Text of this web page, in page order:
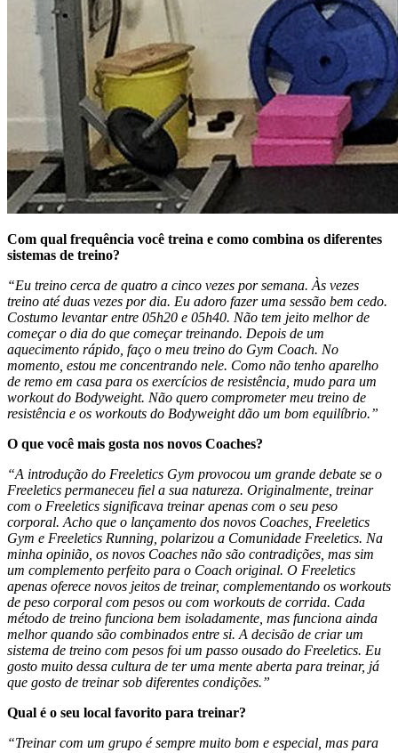
Com qual frequência você treina e como combina os diferentes
sistemas de treino?
“Eu treino cerca de quatro a cinco vezes por semana. Às vezes
treino até duas vezes por dia. Eu adoro fazer uma sessão bem cedo.
Costumo levantar entre 05h20 e 05h40. Não tem jeito melhor de
começar o dia do que começar treinando. Depois de um
aquecimento rápido, faço o meu treino do Gym Coach. No
momento, estou me concentrando nele. Como não tenho aparelho
de remo em casa para os exercícios de resistência, mudo para um
workout do Bodyweight. Não quero comprometer meu treino de
resistência e os workouts do Bodyweight dão um bom equilíbrio.”
O que você mais gosta nos novos Coaches?
“A introdução do Freeletics Gym provocou um grande debate se o
Freeletics permaneceu fiel a sua natureza. Originalmente, treinar
com o Freeletics significava treinar apenas com o seu peso
corporal. Acho que o lançamento dos novos Coaches, Freeletics
Gym e Freeletics Running, polarizou a Comunidade Freeletics. Na
minha opinião, os novos Coaches não são contradições, mas sim
um complemento perfeito para o Coach original. O Freeletics
apenas oferece novos jeitos de treinar, complementando os workouts
de peso corporal com pesos ou com workouts de corrida. Cada
método de treino funciona bem isoladamente, mas funciona ainda
melhor quando são combinados entre si. A decisão de criar um
sistema de treino com pesos foi um passo ousado do Freeletics. Eu
gosto muito dessa cultura de ter uma mente aberta para treinar, já
que gosto de treinar sob diferentes condições.”
Qual é o seu local favorito para treinar?
“Treinar com um grupo é sempre muito bom e especial, mas para